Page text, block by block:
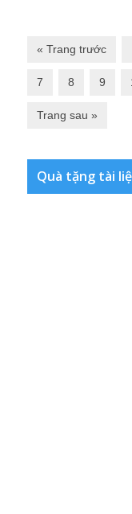
« Trang trước
7 8 9
Trang sau »
Quà tặng tài